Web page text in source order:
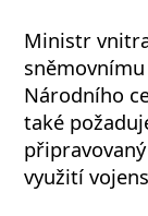
Ministr
Národního
také
využití